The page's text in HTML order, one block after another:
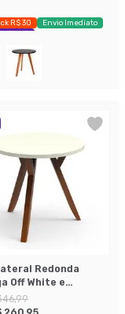
R$ 30
Envio Imediato
Mobly
Redonda
Off White e